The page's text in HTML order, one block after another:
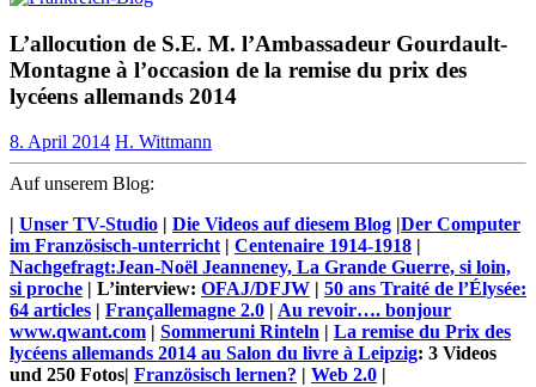
L’allocution de S.E. M. l’Ambassadeur Gourdault-
Montagne à l’occasion de la remise du prix des
lycéens allemands 2014
8. April 2014 H. Wittmann
Auf unserem Blog:
| Unser TV-Studio | Die Videos auf diesem Blog |Der Computer
im Französisch-unterricht| Centenaire 1914-1918 |
Nachgefragt:Jean-Noël Jeanneney, La Grande Guerre, si loin,
si proche | L’interview: OFAJ/DFJW | 50 ans Traité de l’Élysée:
64 articles | Françallemagne 2.0 | Au revoir…. bonjour
www.qwant.com | Sommeruni Rinteln | La remise du Prix des
lycéens allemands 2014 au Salon du livre à Leipzig: 3 Videos
und 250 Fotos| Französisch lernen? | Web 2.0 |